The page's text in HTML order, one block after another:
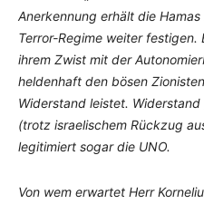
Anerkennung erhält die
Terror-Regime weiter
ihrem Zwist mit der
heldenhaft den bösen
Widerstand leistet.
(trotz israelischem Rückzug
legitimiert sogar die UNO.
Von wem erwartet Herr